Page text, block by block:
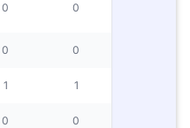
0 0
0 0
1 1
0 0